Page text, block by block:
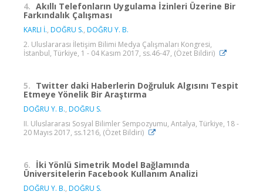
4. Akıllı Telefonların Uygulama İzinleri Üzerine Bir
Farkındalık Çalışması
KARLI İ., DOĞRU S., DOĞRU Y. B.
2. Uluslararası İletişim Bilimi Medya Çalışmaları Kongresi,
İstanbul, Türkiye, 1 - 04 Kasım 2017, ss.46-47, (Özet Bildiri)
5. Twitter daki Haberlerin Doğruluk Algısını Tespit
Etmeye Yönelik Bir Araştırma
DOĞRU Y. B., DOĞRU S.
II. Uluslararası Sosyal Bilimler Sempozyumu, Antalya, Türkiye, 18 -
20 Mayıs 2017, ss.1216, (Özet Bildiri)
6. İki Yönlü Simetrik Model Bağlamında
Üniversitelerin Facebook Kullanım Analizi
DOĞRU Y. B., DOĞRU S.